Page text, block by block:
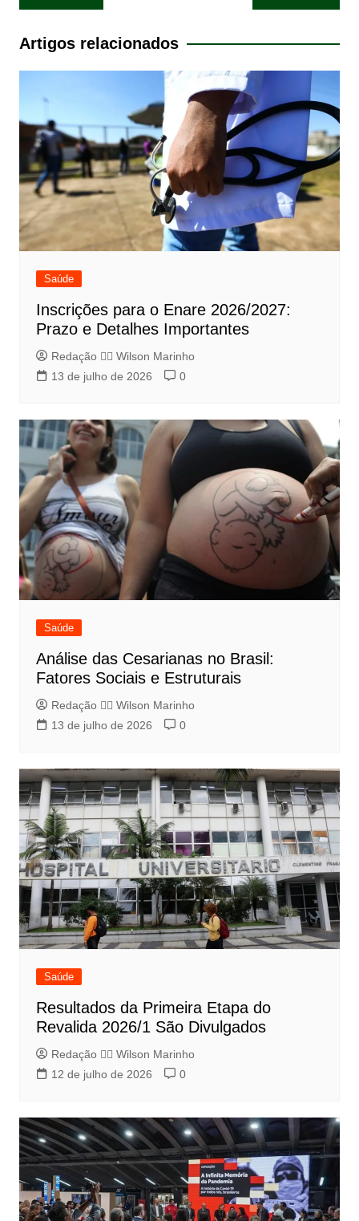
de
Post
Artigos relacionados
Saúde
Inscrições para o Enare 2026/2027:
Prazo e Detalhes Importantes
Redação 👨‍⚖️​ Wilson Marinho
13 de julho de 2026
0
Saúde
Análise das Cesarianas no Brasil:
Fatores Sociais e Estruturais
Redação 👨‍⚖️​ Wilson Marinho
13 de julho de 2026
0
Saúde
Resultados da Primeira Etapa do
Revalida 2026/1 São Divulgados
Redação 👨‍⚖️​ Wilson Marinho
12 de julho de 2026
0